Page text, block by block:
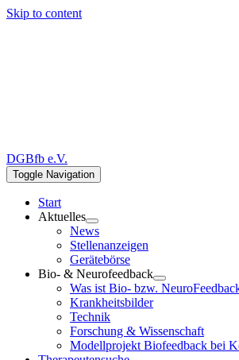
Skip to content
DGBfb e.V.
Toggle Navigation
Start
Aktuelles
News
Stellenanzeigen
Gerätebörse
Bio- & Neurofeedback
Was ist Bio- bzw.
Krankheitsbilder
Technik
Forschung & Wissenschaft
Modellprojekt Biofeedback bei